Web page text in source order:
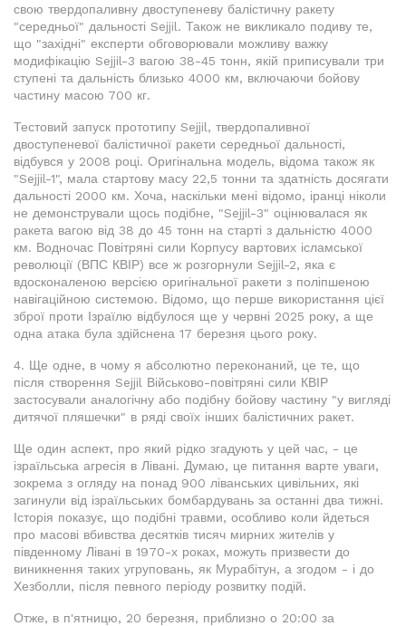
свою твердопаливну двоступеневу балістичну ракету
"середньої" дальності Sejjil. Також не викликало подиву те,
що "західні" експерти обговорювали можливу важку
модифікацію Sejjil-3 вагою 38-45 тонн, якій приписували три
ступені та дальність близько 4000 км, включаючи бойову
частину масою 700 кг.
Тестовий запуск прототипу Sejjil, твердопаливної
двоступеневої балістичної ракети середньої дальності,
відбувся у 2008 році. Оригінальна модель, відома також як
"Sejjil-1", мала стартову масу 22,5 тонни та здатність досягати
дальності 2000 км. Хоча, наскільки мені відомо, іранці ніколи
не демонстрували щось подібне, "Sejjil-3" оцінювалася як
ракета вагою від 38 до 45 тонн на старті з дальністю 4000
км. Водночас Повітряні сили Корпусу вартових ісламської
революції (ВПС КВІР) все ж розгорнули Sejjil-2, яка є
вдосконаленою версією оригінальної ракети з поліпшеною
навігаційною системою. Відомо, що перше використання цієї
зброї проти Ізраїлю відбулося ще у червні 2025 року, а ще
одна атака була здійснена 17 березня цього року.
4. Ще одне, в чому я абсолютно переконаний, це те, що
після створення Sejjil Військово-повітряні сили КВІР
застосували аналогічну або подібну бойову частину "у вигляді
дитячої пляшечки" в ряді своїх інших балістичних ракет.
Ще один аспект, про який рідко згадують у цей час, - це
ізраїльська агресія в Лівані. Думаю, це питання варте уваги,
зокрема з огляду на понад 900 ліванських цивільних, які
загинули від ізраїльських бомбардувань за останні два тижні.
Історія показує, що подібні травми, особливо коли йдеться
про масові вбивства десятків тисяч мирних жителів у
південному Лівані в 1970-х роках, можуть призвести до
виникнення таких угруповань, як Мурабітун, а згодом - і до
Хезболли, після певного періоду розвитку подій.
Отже, в п'ятницю, 20 березня, приблизно о 20:00 за